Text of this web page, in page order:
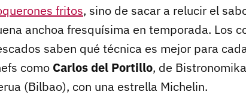
fritos, sino de sacar a relucir el
anchoa fresquísima en temporada. Los
saben qué técnica es mejor para
como Carlos del Portillo, de
(Bilbao), con una estrella Michelin.